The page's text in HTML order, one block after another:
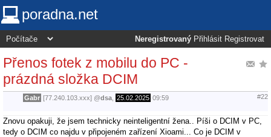
poradna.net
Neregistrovaný Přihlásit Registrovat
Přenos fotek z mobilu do PC -
prázdná složka DCIM
Gabr [77.240.103.xxx] @dsa 25.02.2025 09:59 #22
Znovu opakuji, že jsem technicky neinteligentní žena.. Píši o DCIM v PC,
tedy o DCIM co najdu v připojeném zařízení Xioami... Co je DCIM v